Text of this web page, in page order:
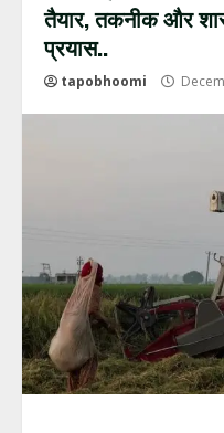
तैयार, तकनीक और
प्रयास..
tapobhoomi